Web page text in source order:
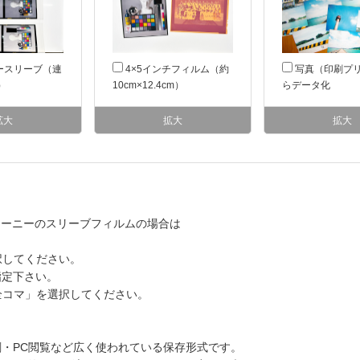
リーブ（連
大
4×5インチフィルム（約
10cm×12.4cm）
拡大
写真（印刷プ
らデータ化
拡大
ニーのスリーブフィルムの場合は
てください。
下さい。
マ」を選択してください。
PC閲覧など広く使われている保存形式です。